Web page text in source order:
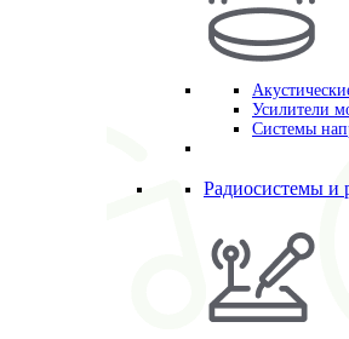
Усилители
Системы
Радиосистемы и